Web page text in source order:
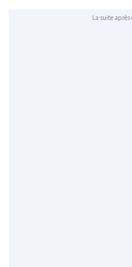
La suite